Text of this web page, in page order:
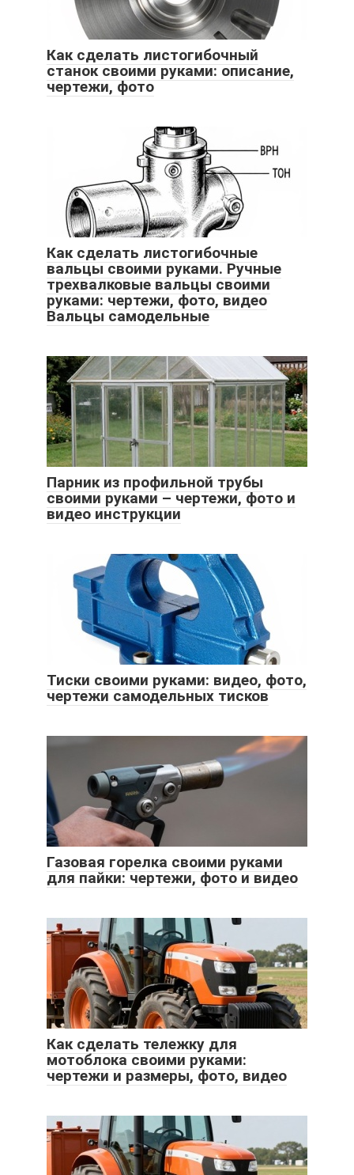
Как сделать листогибочный
станок своими руками: описание,
чертежи, фото
Как сделать листогибочные
вальцы своими руками. Ручные
трехвалковые вальцы своими
руками: чертежи, фото, видео
Вальцы самодельные
Парник из профильной трубы
своими руками – чертежи, фото и
видео инструкции
Тиски своими руками: видео, фото,
чертежи самодельных тисков
Газовая горелка своими руками
для пайки: чертежи, фото и видео
Как сделать тележку для
мотоблока своими руками:
чертежи и размеры, фото, видео